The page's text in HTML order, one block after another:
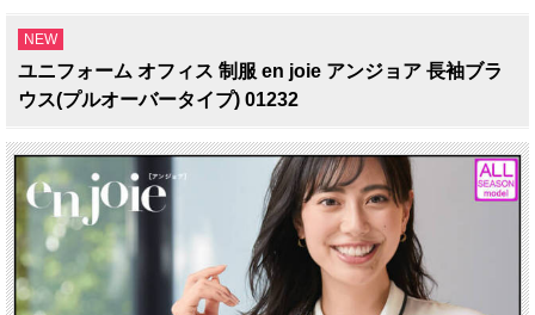
NEW
ユニフォーム オフィス 制服 en joie アンジョア 長袖ブラ
ウス(プルオーバータイプ) 01232